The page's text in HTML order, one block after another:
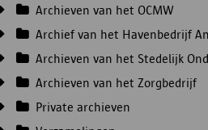
Archieven van het OCMW
Archief van het Havenbedrijf
Archieven van het Stedelijk
Archieven van het Zorgbedrijf
Private archieven